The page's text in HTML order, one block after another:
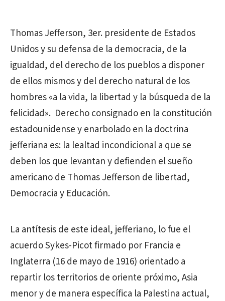
Thomas Jefferson, 3er. presidente de Estados
Unidos y su defensa de la democracia, de la
igualdad, del derecho de los pueblos a disponer
de ellos mismos y del derecho natural de los
hombres «a la vida, la libertad y la búsqueda de la
felicidad». Derecho consignado en la constitución
estadounidense y enarbolado en la doctrina
jefferiana es: la lealtad incondicional a que se
deben los que levantan y defienden el sueño
americano de Thomas Jefferson de libertad,
Democracia y Educación.
La antítesis de este ideal, jefferiano, lo fue el
acuerdo Sykes-Picot firmado por Francia e
Inglaterra (16 de mayo de 1916) orientado a
repartir los territorios de oriente próximo, Asia
menor y de manera específica la Palestina actual,